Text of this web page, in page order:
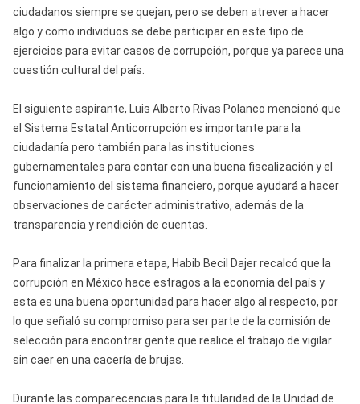
ciudadanos siempre se quejan, pero se deben atrever a hacer
algo y como individuos se debe participar en este tipo de
ejercicios para evitar casos de corrupción, porque ya parece una
cuestión cultural del país.
El siguiente aspirante, Luis Alberto Rivas Polanco mencionó que
el Sistema Estatal Anticorrupción es importante para la
ciudadanía pero también para las instituciones
gubernamentales para contar con una buena fiscalización y el
funcionamiento del sistema financiero, porque ayudará a hacer
observaciones de carácter administrativo, además de la
transparencia y rendición de cuentas.
Para finalizar la primera etapa, Habib Becil Dajer recalcó que la
corrupción en México hace estragos a la economía del país y
esta es una buena oportunidad para hacer algo al respecto, por
lo que señaló su compromiso para ser parte de la comisión de
selección para encontrar gente que realice el trabajo de vigilar
sin caer en una cacería de brujas.
Durante las comparecencias para la titularidad de la Unidad de